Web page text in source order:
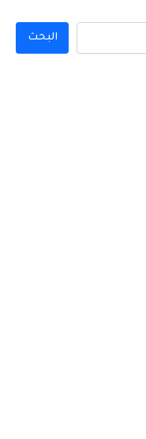
البحث